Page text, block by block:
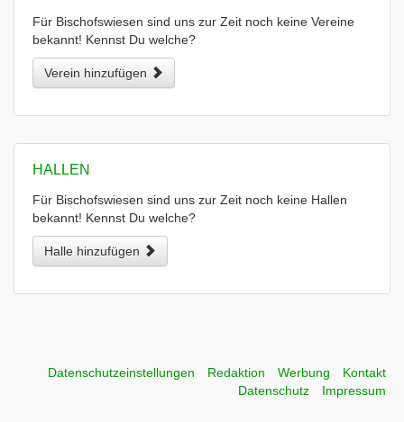
Für Bischofswiesen sind uns zur Zeit noch keine Vereine
bekannt! Kennst Du welche?
Verein hinzufügen
HALLEN
Für Bischofswiesen sind uns zur Zeit noch keine Hallen
bekannt! Kennst Du welche?
Halle hinzufügen
Datenschutzeinstellungen Redaktion Werbung
Kontakt
Datenschutz
Impressum